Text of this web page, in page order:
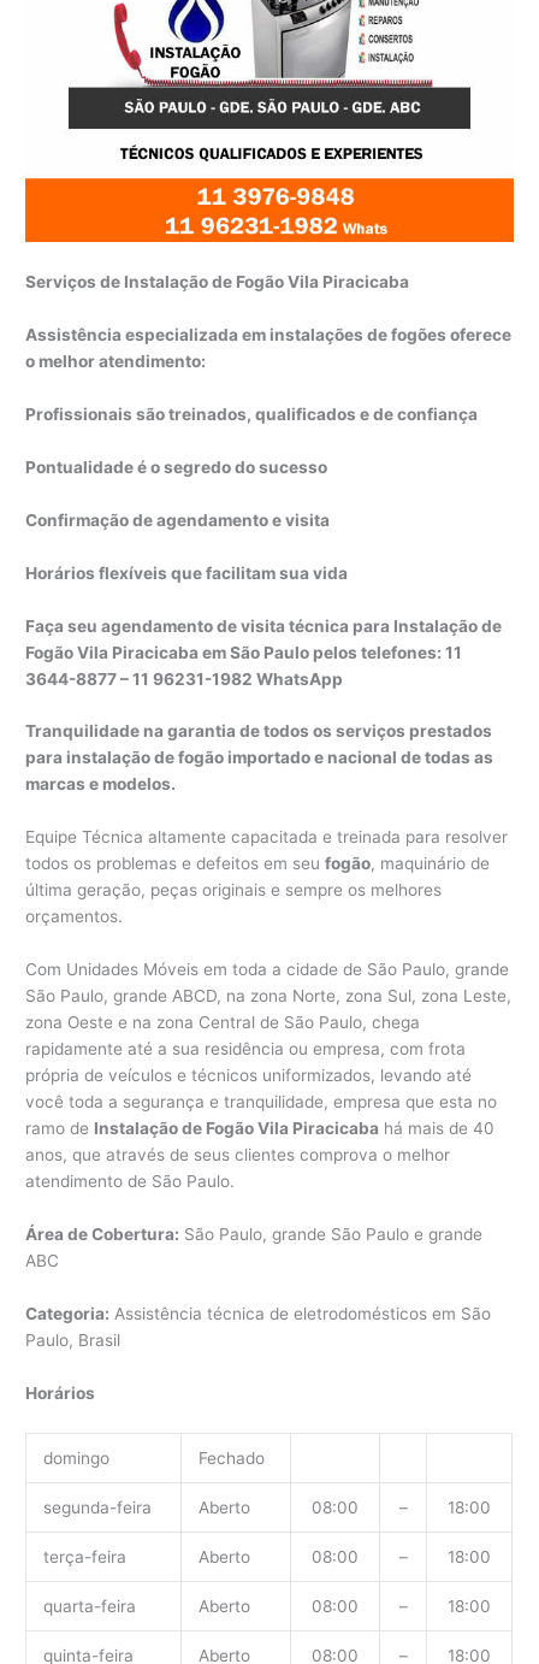
Serviços de Instalação de Fogão Vila Piracicaba
Assistência especializada em instalações de fogões oferece
o melhor atendimento:
Profissionais são treinados, qualificados e de confiança
Pontualidade é o segredo do sucesso
Confirmação de agendamento e visita
Horários flexíveis que facilitam sua vida
Faça seu agendamento de visita técnica para Instalação de
Fogão Vila Piracicaba em São Paulo pelos telefones: 11
3644-8877 – 11 96231-1982 WhatsApp
Tranquilidade na garantia de todos os serviços prestados
para instalação de fogão importado e nacional de todas as
marcas e modelos.
Equipe Técnica altamente capacitada e treinada para resolver
todos os problemas e defeitos em seufogão, maquinário de
última geração, peças originais e sempre os melhores
orçamentos.
Com Unidades Móveis em toda a cidade de São Paulo, grande
São Paulo, grande ABCD, na zona Norte, zona Sul, zona Leste,
zona Oeste e na zona Central de São Paulo, chega
rapidamente até a sua residência ou empresa, com frota
própria de veículos e técnicos uniformizados, levando até
você toda a segurança e tranquilidade, empresa que esta no
ramo de Instalação de Fogão Vila Piracicaba há mais de 40
anos, que através de seus clientes comprova o melhor
atendimento de São Paulo.
Área de Cobertura: São Paulo, grande São Paulo e grande
ABC
Categoria: Assistência técnica de eletrodomésticos em São
Paulo, Brasil
Horários
domingo Fechado
segunda-feira Aberto 08:00 – 18:00
terça-feira Aberto 08:00 – 18:00
quarta-feira Aberto 08:00 – 18:00
quinta-feira Aberto 08:00 – 18:00